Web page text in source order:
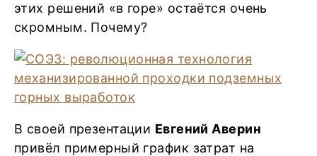
этих решений «в горе» остаётся очень
скромным. Почему?
В своей презентации Евгений Аверин
привёл примерный график затрат на